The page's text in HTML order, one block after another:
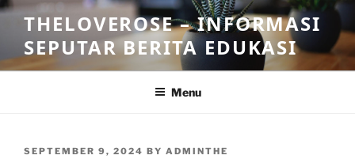
Skip
content
THELOVEROSE – INFORMASI
SEPUTAR BERITA EDUKASI
Menu
POSTED
SEPTEMBER 9, 2024 BY ADMINTHE